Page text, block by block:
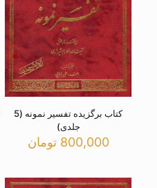
کتاب برگزیده تفسیر نمونه (5
جلدی)
800,000 تومان